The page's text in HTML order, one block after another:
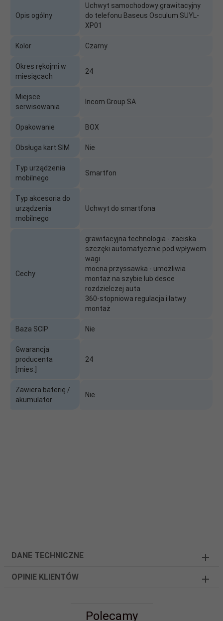
Opis ogólny
Uchwyt samochodowy grawitacyjny
do telefonu Baseus Osculum SUYL-
XP01
Kolor Czarny
Okres rękojmi w
miesiącach
24
Miejsce
serwisowania
Incom Group SA
Opakowanie BOX
Obsługa kart SIM Nie
Typ urządzenia
mobilnego
Smartfon
Typ akcesoria do
urządzenia
mobilnego
Uchwyt do smartfona
Cechy
grawitacyjna technologia - zaciska
szczęki automatycznie pod wpływem
wagi
mocna przyssawka - umożliwia
montaż na szybie lub desce
rozdzielczej auta
360-stopniowa regulacja i łatwy
montaż
Baza SCIP Nie
Gwarancja
producenta
[mies.]
24
Zawiera baterię /
akumulator
Nie
DANE TECHNICZNE
OPINIE KLIENTÓW
Polecamy